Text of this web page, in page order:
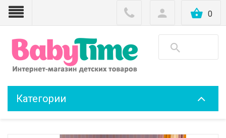
0
Категории